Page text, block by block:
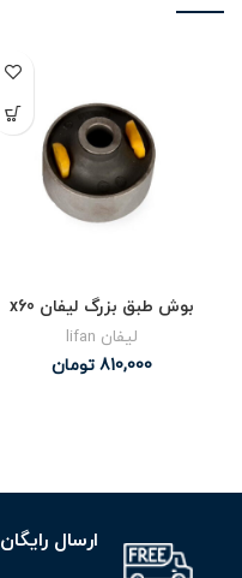
بوش طبق بزرگ لیفان x60
لیفان lifan
810,000 تومان
ارسال رایگان